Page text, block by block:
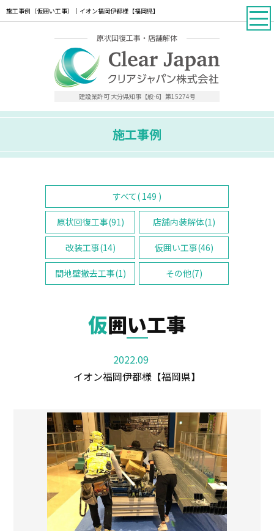
施工事例（仮囲い工事）｜イオン福岡伊都様【福岡県】
原状回復工事・店舗解体
建設業許可 大分県知事【般-6】第15274号
施工事例
すべて( 149 )
原状回復工事(91) 店舗内装解体(1)
改装工事(14) 仮囲い工事(46)
間地壁撤去工事(1) その他(7)
仮囲い工事
2022.09
イオン福岡伊都様【福岡県】